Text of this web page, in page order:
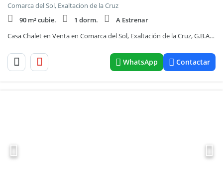
Comarca del Sol, Exaltacion de la Cruz
90 m² cubie.
1 dorm.
A Estrenar
Casa Chalet en Venta en Comarca del Sol, Exaltación de la Cruz, G.B.A. Zona Norte
WhatsApp Contactar